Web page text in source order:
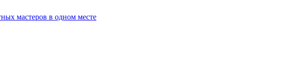
мастеров в одном месте